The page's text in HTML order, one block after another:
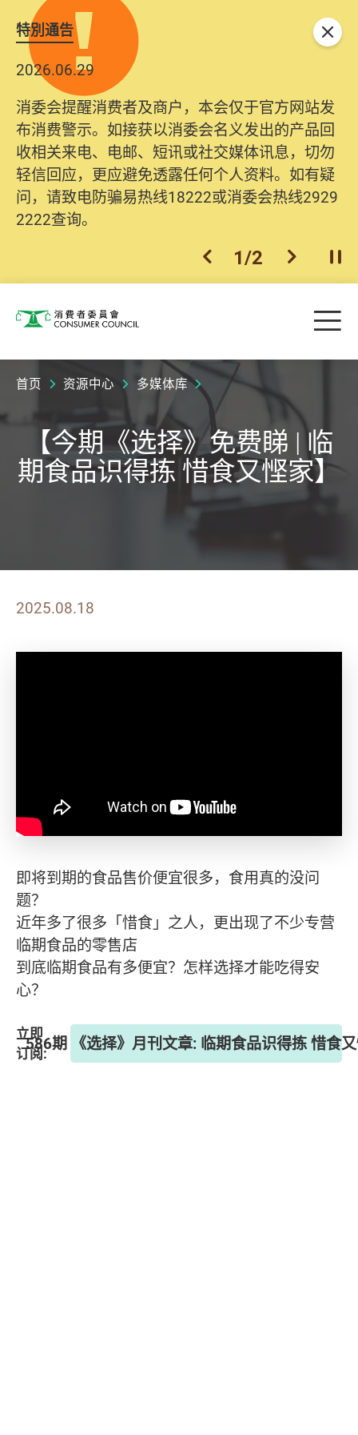
特別通告
2026.06.29
消委会提醒消费者及商户，本会仅于官方网站发
布消费警示。如接获以消委会名义发出的产品回
收相关来电、电邮、短讯或社交媒体讯息，切勿
轻信回应，更应避免透露任何个人资料。如有疑
问，请致电防骗易热线18222或消委会热线2929
2222查询。
上一个
1/2 下一个开
关闭
消费者委员会 目
首页 资源中心 多媒体库
【今期《选择》免费睇 | 临
期食品识得拣 惜食又悭家】
2025.08.18
即将到期的食品售价便宜很多，食用真的没问
题？
近年多了很多「惜食」之人️，更出现了不少专营
临期食品的零售店
到底临期食品有多便宜？怎样选择才能吃得安
心？
立即
订阅:
586期 《选择》月刊文章: 临期食品识得拣 惜食